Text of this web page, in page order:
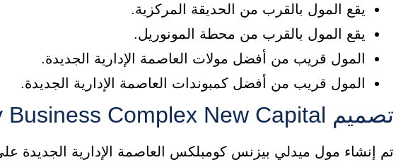
يقع المول بالقرب من الحديقة المركزية.
يقع المول بالقرب من محطة المونوريل.
المول قريب من أفضل مولات العاصمة الإدارية الجديدة.
المول قريب من أفضل كمبوندات العاصمة الإدارية الجديدة.
تصميم Mall Midly Business Complex New Capital
تم إنشاء مول ميدلي بيزنس كومبلكس العاصمة الإدارية الجديدة